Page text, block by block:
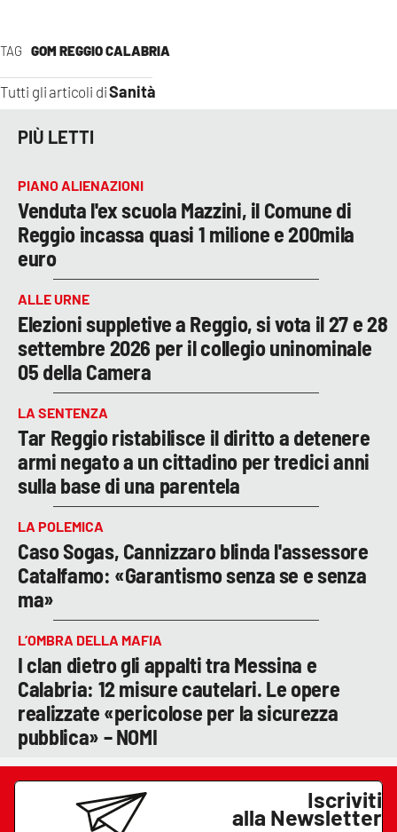
TAG GOM REGGIO CALABRIA
Tutti gli articoli diSanità
PIÙ LETTI
PIANO ALIENAZIONI
Venduta l'ex scuola Mazzini, il Comune di
Reggio incassa quasi 1 milione e 200mila
euro
ALLE URNE
Elezioni suppletive a Reggio, si vota il 27 e 28
settembre 2026 per il collegio uninominale
05 della Camera
LA SENTENZA
Tar Reggio ristabilisce il diritto a detenere
armi negato a un cittadino per tredici anni
sulla base di una parentela
LA POLEMICA
Caso Sogas, Cannizzaro blinda l'assessore
Catalfamo: «Garantismo senza se e senza
ma»
L’OMBRA DELLA MAFIA
I clan dietro gli appalti tra Messina e
Calabria: 12 misure cautelari. Le opere
realizzate «pericolose per la sicurezza
pubblica» – NOMI
Iscriviti
alla Newsletter